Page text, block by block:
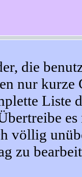
die
nur
Liste
völlig
zu